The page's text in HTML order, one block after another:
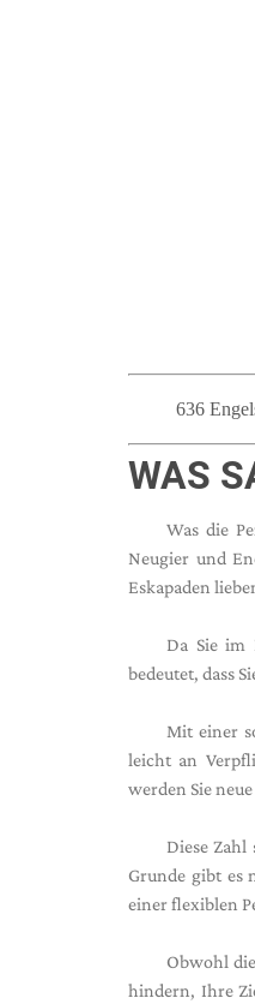
636
WAS
Was die
Neugier und
Eskapaden
Da Sie im
bedeutet, dass
Mit einer
leicht an
werden Sie
Diese
Grunde gibt es
einer flexiblen
Obwohl
hindern, Ihre